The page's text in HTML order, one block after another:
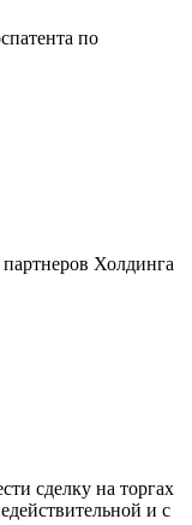
по
Холдинга
сделку на торгах
и с